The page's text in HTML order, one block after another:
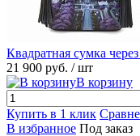
Квадратная сумка
21 900 руб. / шт
В корзину
Купить в 1 клик
В избранное Под заказ